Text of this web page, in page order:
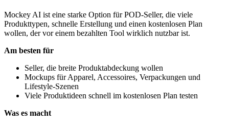
Mockey AI ist eine starke Option für POD-Seller, die viele
Produkttypen, schnelle Erstellung und einen kostenlosen Plan
wollen, der vor einem bezahlten Tool wirklich nutzbar ist.
Am besten für
Seller, die breite Produktabdeckung wollen
Mockups für Apparel, Accessoires, Verpackungen und
Lifestyle-Szenen
Viele Produktideen schnell im kostenlosen Plan testen
Was es macht